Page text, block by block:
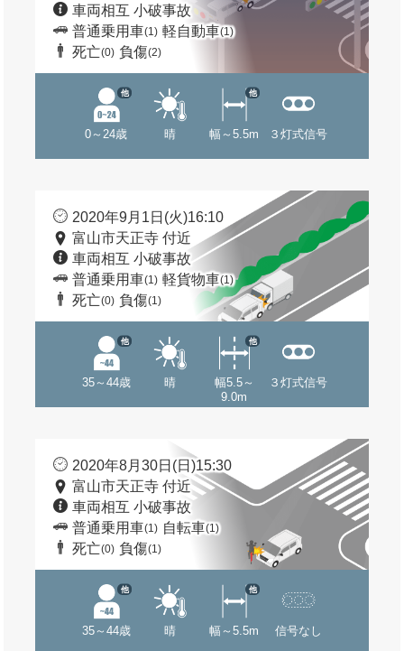
車両相互 小破事故
普通乗用車(1) 軽自動車(1)
死亡(0) 負傷(2)
0～24歳
他
晴 幅～5.5m
他
３灯式信号
2020年9月1日(火)16:10
富山市天正寺 付近
車両相互 小破事故
普通乗用車(1) 軽貨物車(1)
死亡(0) 負傷(1)
35～44歳
他
晴
幅5.5～
9.0m
他
３灯式信号
2020年8月30日(日)15:30
富山市天正寺 付近
車両相互 小破事故
普通乗用車(1) 自転車(1)
死亡(0) 負傷(1)
35～44歳
他
晴 幅～5.5m
他
信号なし